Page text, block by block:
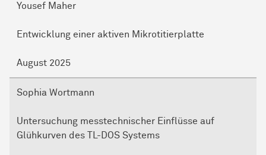
Yousef Maher
Entwicklung einer aktiven Mikrotitierplatte
August 2025
Sophia Wortmann
Untersuchung messtechnischer Einflüsse auf
Glühkurven des TL-DOS Systems